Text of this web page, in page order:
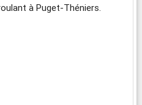
à Puget-Théniers.